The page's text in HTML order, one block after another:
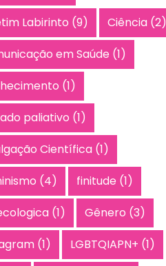
Labirinto (9) Ciência (2)
em Saúde (1)
(1)
paliativo (1)
Científica (1)
(4) finitude (1)
(1) Gênero (3)
(1) LGBTQIAPN+ (1)